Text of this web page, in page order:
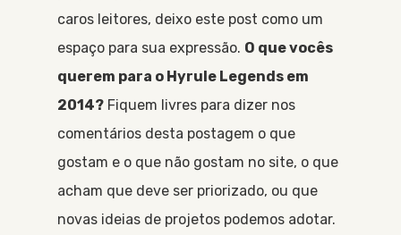
caros leitores, deixo este post como um
espaço para sua expressão. O que vocês
querem para o Hyrule Legends em
2014? Fiquem livres para dizer nos
comentários desta postagem o que
gostam e o que não gostam no site, o que
acham que deve ser priorizado, ou que
novas ideias de projetos podemos adotar.